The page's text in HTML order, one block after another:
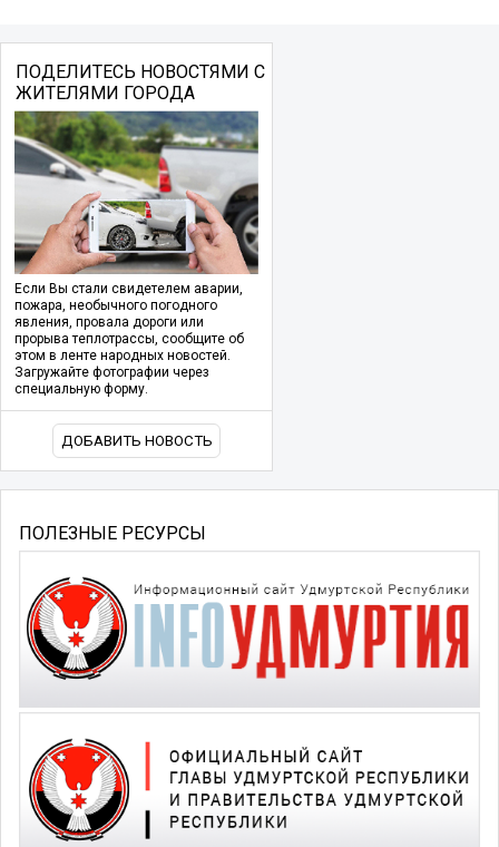
ПОДЕЛИТЕСЬ НОВОСТЯМИ С
ЖИТЕЛЯМИ ГОРОДА
Если Вы стали свидетелем аварии,
пожара, необычного погодного
явления, провала дороги или
прорыва теплотрассы, сообщите об
этом в ленте народных новостей.
Загружайте фотографии через
специальную форму.
ДОБАВИТЬ НОВОСТЬ
ПОЛЕЗНЫЕ РЕСУРСЫ